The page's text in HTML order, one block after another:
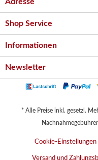
Shop Service
Informationen
Newsletter
* Alle Preise inkl. gesetzl.
Cookie-Einstellungen
Versand und